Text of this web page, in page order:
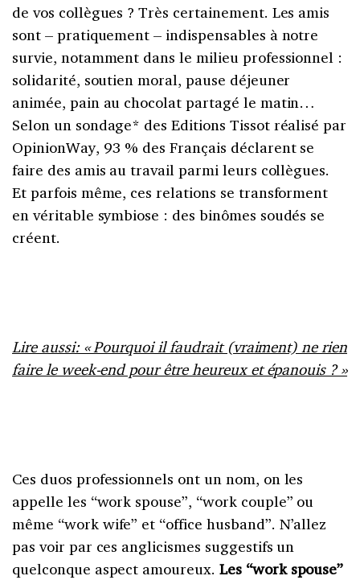
de vos collègues ? Très certainement. Les amis
sont – pratiquement – indispensables à notre
survie, notamment dans le milieu professionnel :
solidarité, soutien moral, pause déjeuner
animée, pain au chocolat partagé le matin…
Selon un sondage* des Editions Tissot réalisé par
OpinionWay, 93 % des Français déclarent se
faire des amis au travail parmi leurs collègues.
Et parfois même, ces relations se transforment
en véritable symbiose : des binômes soudés se
créent.
Lire aussi: « Pourquoi il faudrait (vraiment) ne rien
faire le week-end pour être heureux et épanouis ? »
Ces duos professionnels ont un nom, on les
appelle les “work spouse”, “work couple” ou
même “work wife” et “office husband”. N’allez
pas voir par ces anglicismes suggestifs un
quelconque aspect amoureux. Les “work spouse”